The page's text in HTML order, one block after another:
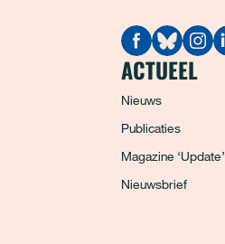
ACTUEEL
Nieuws
Publicaties
Magazine ‘Update’
Nieuwsbrief